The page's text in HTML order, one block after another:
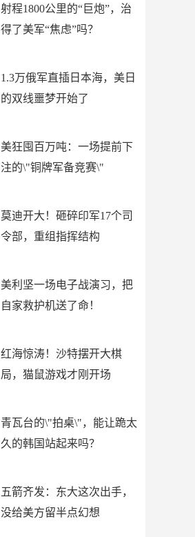
射程1800公里的“巨炮”，治
得了美军“焦虑”吗？
1.3万俄军直插日本海，美日
的双线噩梦开始了
美狂囤百万吨：一场提前下
注的\"铜牌军备竞赛\"
莫迪开大！砸碎印军17个司
令部，重组指挥结构
美利坚一场电子战演习，把
自家救护机送了命！
红海惊涛！沙特摆开大棋
局，猫鼠游戏才刚开场
青瓦台的\"拍桌\"，能让跪太
久的韩国站起来吗？
五箭齐发：东大这次出手，
没给美方留半点幻想